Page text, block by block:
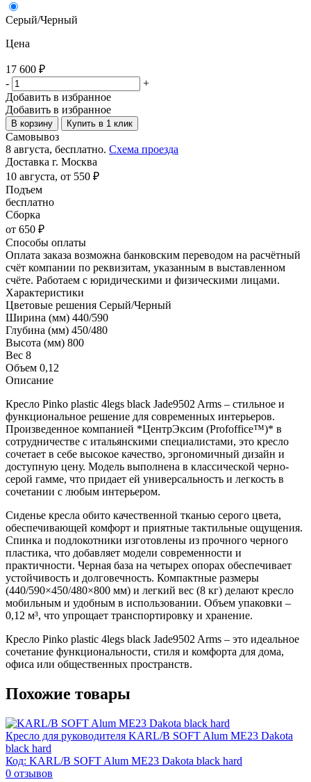
Серый/Черный
Цена
17 600 ₽
-
+
Добавить в избранное
Добавить в избранное
В корзину Купить в 1 клик
Самовывоз
8 августа, бесплатно. Схема проезда
Доставка г. Москва
10 августа, от 550 ₽
Подъем
бесплатно
Сборка
от 650 ₽
Способы оплаты
Оплата заказа возможна банковским переводом на расчётный
счёт компании по реквизитам, указанным в выставленном
счёте. Работаем с юридическими и физическими лицами.
Характеристики
Цветовые решения Серый/Черный
Ширина (мм) 440/590
Глубина (мм) 450/480
Высота (мм) 800
Вес 8
Объем 0,12
Описание
Кресло Pinko plastic 4legs black Jade9502 Arms – стильное и
функциональное решение для современных интерьеров.
Произведенное компанией *ЦентрЭксим (Profoffice™)* в
сотрудничестве с итальянскими специалистами, это кресло
сочетает в себе высокое качество, эргономичный дизайн и
доступную цену. Модель выполнена в классической черно-
серой гамме, что придает ей универсальность и легкость в
сочетании с любым интерьером.
Сиденье кресла обито качественной тканью серого цвета,
обеспечивающей комфорт и приятные тактильные ощущения.
Спинка и подлокотники изготовлены из прочного черного
пластика, что добавляет модели современности и
практичности. Черная база на четырех опорах обеспечивает
устойчивость и долговечность. Компактные размеры
(440/590×450/480×800 мм) и легкий вес (8 кг) делают кресло
мобильным и удобным в использовании. Объем упаковки –
0,12 м³, что упрощает транспортировку и хранение.
Кресло Pinko plastic 4legs black Jade9502 Arms – это идеальное
сочетание функциональности, стиля и комфорта для дома,
офиса или общественных пространств.
Похожие товары
Кресло для руководителя KARL/B SOFT Alum ME23 Dakota
black hard
Код: KARL/B SOFT Alum ME23 Dakota black hard
0 отзывов